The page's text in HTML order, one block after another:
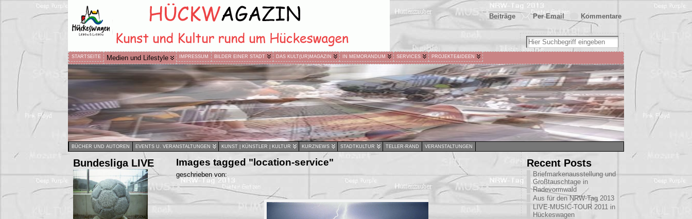
Kommentare
Per Email
Beiträge
STARTSEITE Medien und Lifestyle IMPRESSUM BILDER EINER STADT DAS KULT(UR)MAGAZIN IN MEMORANDUM SERVICES PROJEKTE&IDEEN
BÜCHER UND AUTOREN EVENTS U. VERANSTALTUNGEN KUNST | KÜNSTLER | KULTUR KURZNEWS STADTKULTUR TELLER-RAND VERANSTALTUNGEN
Bundesliga LIVE Images tagged "location-service"
geschrieben von:
Recent Posts
Briefmarkenausstellung und
Großtauschtage in
Radevormwald
Aus für den NRW-Tag 2013
LIVE-MUSIC-TOUR 2011 in
Hückeswagen